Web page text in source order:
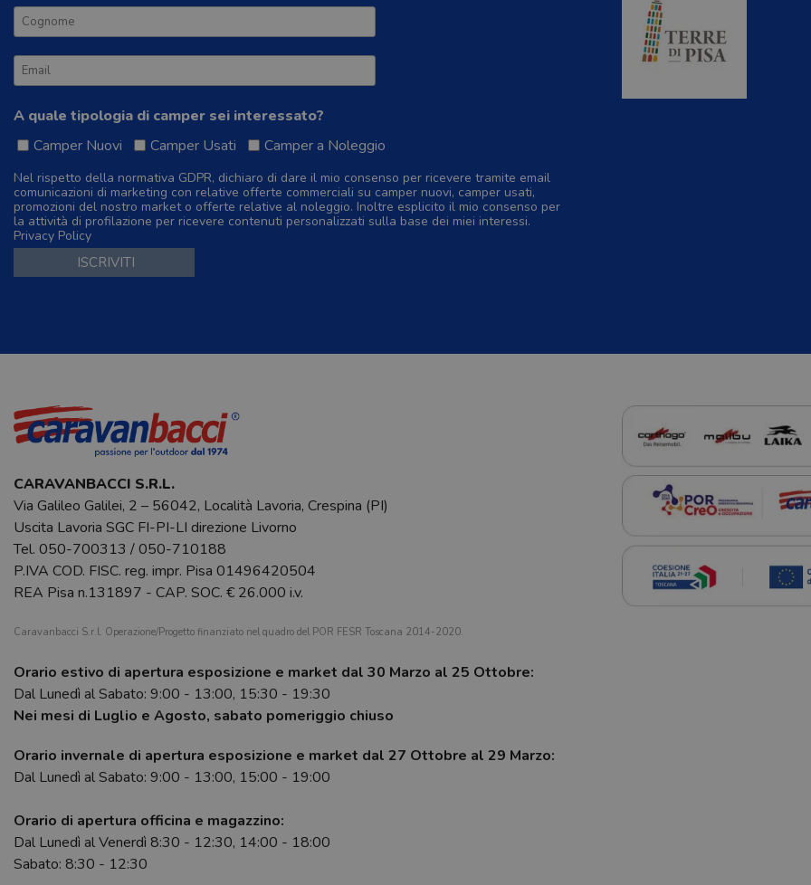
A quale tipologia di camper sei interessato?
Camper Nuovi
Camper Usati Camper a Noleggio
Nel rispetto della normativa GDPR, dichiaro di dare il mio consenso per ricevere tramite email
comunicazioni di marketing con relative offerte commerciali su camper nuovi, camper usati,
promozioni del nostro market o offerte relative al noleggio. Inoltre esplicito il mio consenso per
la attività di profilazione per ricevere contenuti personalizzati sulla base dei miei interessi.
Privacy Policy
CARAVANBACCI S.R.L.
Via Galileo Galilei, 2 – 56042, Località Lavoria, Crespina (PI)
Uscita Lavoria SGC FI-PI-LI direzione Livorno
Tel. 050-700313 /050-710188
P.IVA COD. FISC. reg. impr. Pisa 01496420504
REA Pisa n.131897 - CAP. SOC. € 26.000 i.v.
Caravanbacci S.r.l. Operazione/Progetto finanziato nel quadro del POR FESR Toscana 2014-2020.
Orario estivo di apertura esposizione e market dal 30 Marzo al 25 Ottobre:
Dal Lunedì al Sabato: 9:00 - 13:00, 15:30 - 19:30
Nei mesi di Luglio e Agosto, sabato pomeriggio chiuso
Orario invernale di apertura esposizione e market dal 27 Ottobre al 29 Marzo:
Dal Lunedì al Sabato: 9:00 - 13:00, 15:00 - 19:00
Orario di apertura officina e magazzino:
Dal Lunedì al Venerdì 8:30 - 12:30, 14:00 - 18:00
Sabato: 8:30 - 12:30